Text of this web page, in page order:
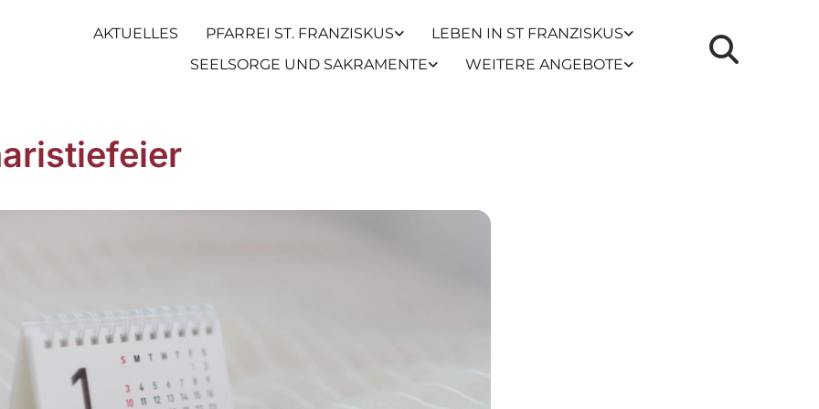
AKTUELLES PFARREI ST. FRANZISKUS
LEBEN IN ST FRANZISKUS
SEELSORGE UND SAKRAMENTE
WEITERE ANGEBOTE